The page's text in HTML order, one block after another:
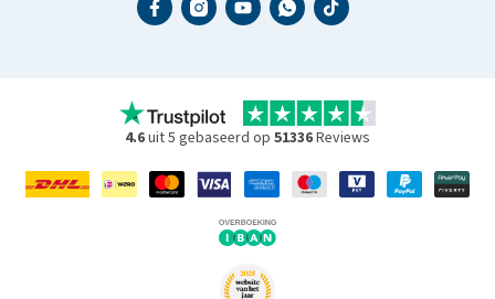
4.6uit 5 gebaseerd op 51336Reviews